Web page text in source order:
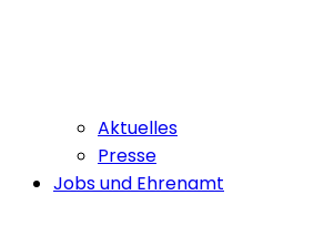
Aktuelles
Presse
Jobs und Ehrenamt